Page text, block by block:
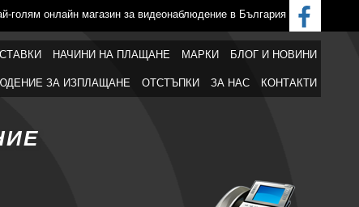
голям онлайн магазин за видеонаблюдение в България
НАЧИНИ НА ПЛАЩАНЕ МАРКИ БЛОГ И НОВИНИ
ЗА ИЗПЛАЩАНЕ ОТСТЪПКИ ЗА НАС КОНТАКТИ